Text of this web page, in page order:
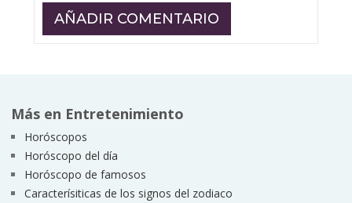
Más en Entretenimiento
Horóscopos
Horóscopo del día
Horóscopo de famosos
Caracterísiticas de los signos del zodiaco